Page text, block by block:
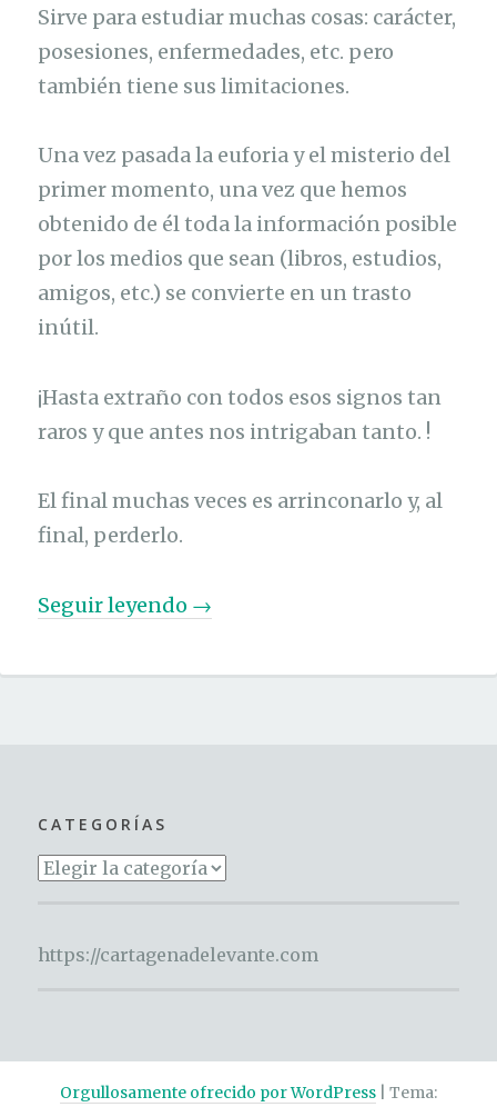
Sirve para estudiar muchas cosas: carácter,
posesiones, enfermedades, etc. pero
también tiene sus limitaciones.
Una vez pasada la euforia y el misterio del
primer momento, una vez que hemos
obtenido de él toda la información posible
por los medios que sean (libros, estudios,
amigos, etc.) se convierte en un trasto
inútil.
¡Hasta extraño con todos esos signos tan
raros y que antes nos intrigaban tanto. !
El final muchas veces es arrinconarlo y, al
final, perderlo.
Seguir leyendo «
p
i
n
c
→
CATEGORÍAS
Categorías
https://cartagenadelevante.com
Orgullosamente ofrecido por WordPress Tema: